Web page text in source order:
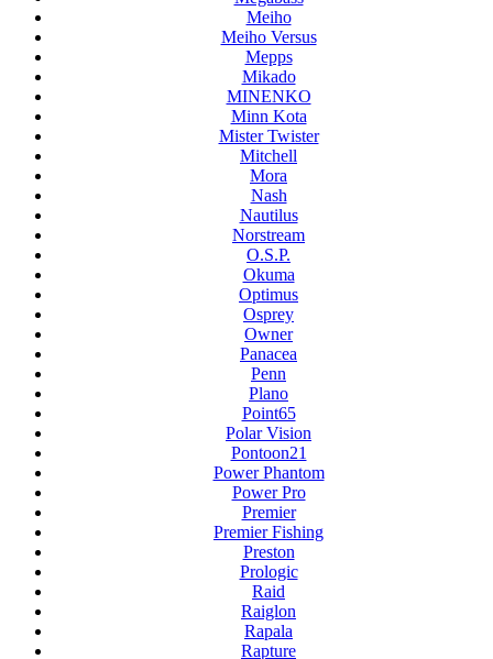
Meiho
Meiho Versus
Mepps
Mikado
MINENKO
Minn Kota
Mister Twister
Mitchell
Mora
Nash
Nautilus
Norstream
O.S.P.
Okuma
Optimus
Osprey
Owner
Panacea
Penn
Plano
Point65
Polar Vision
Pontoon21
Power Phantom
Power Pro
Premier
Premier Fishing
Preston
Prologic
Raid
Raiglon
Rapala
Rapture